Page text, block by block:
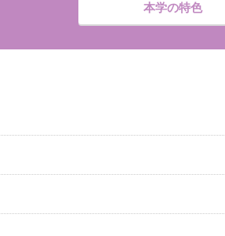
本学の特色